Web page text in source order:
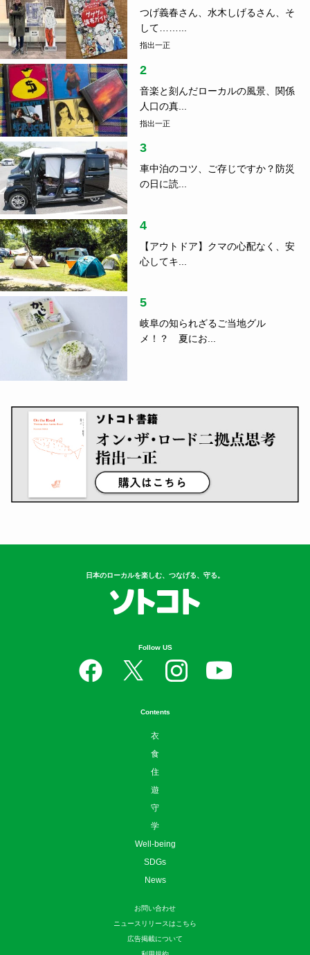
つげ義春さん、水木しげるさん、そ
して……...
指出一正
2
音楽と刻んだローカルの風景、関係
人口の真...
指出一正
3
車中泊のコツ、ご存じですか？防災
の日に読...
4
【アウトドア】クマの心配なく、安
心してキ...
5
岐阜の知られざるご当地グル
メ！？ 夏にお...
日本のローカルを楽しむ、つなげる、守る。
Follow US
Contents
衣
食
住
遊
守
学
Well-being
SDGs
News
お問い合わせ
ニュースリリースはこちら
広告掲載について